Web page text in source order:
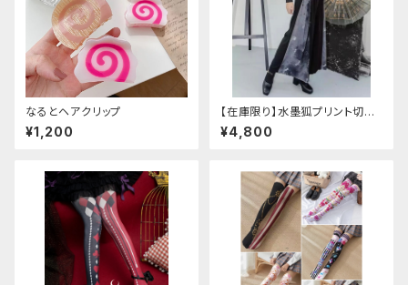
なるとヘアクリップ
¥1,200
【在庫限り】水墨狐プリント切替
サイドバックルワイドパンツ（Lサ
イズ
¥4,800